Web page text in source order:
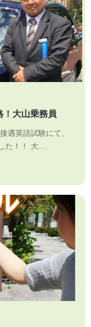
！大山乗務員
遇英語試験にて、
た！！ 大…